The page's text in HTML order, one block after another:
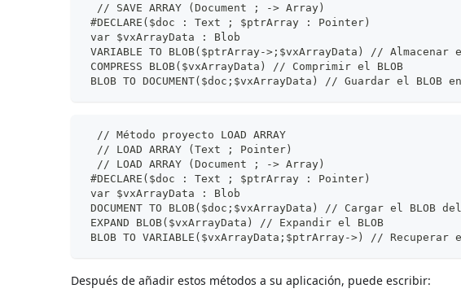
// SAVE ARRAY (Document ; -> Array)
#DECLARE($doc : Text ; $ptrArray : Pointer)
var $vxArrayData : Blob
VARIABLE TO BLOB($ptrArray->;$vxArrayData) //
COMPRESS BLOB($vxArrayData) // Comprimir el BLOB
BLOB TO DOCUMENT($doc;$vxArrayData) // Guardar el BLOB
// Método proyecto LOAD ARRAY
// LOAD ARRAY (Text ; Pointer)
// LOAD ARRAY (Document ; -> Array)
#DECLARE($doc : Text ; $ptrArray : Pointer)
var $vxArrayData : Blob
DOCUMENT TO BLOB($doc;$vxArrayData) // Cargar el BLOB
EXPAND BLOB($vxArrayData) // Expandir el BLOB
BLOB TO VARIABLE($vxArrayData;$ptrArray->) //
Después de añadir estos métodos a su aplicación, puede escribir: